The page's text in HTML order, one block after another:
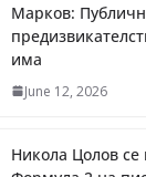
Марков:
има
June 12, 2026
Никола Цолов